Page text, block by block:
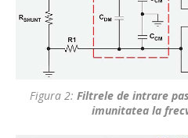
Figura 2: Filtrele de intrare
imunitatea la